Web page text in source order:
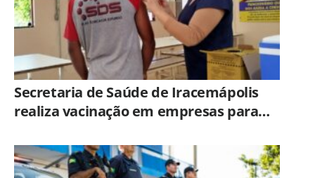
Secretaria de Saúde de Iracemápolis
realiza vacinação em empresas para